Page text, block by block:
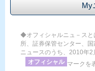
My
◆オフィシャルニュ－スと
所、証券保管センター、
ニュースのうち、2010年
オフィシャル マークを